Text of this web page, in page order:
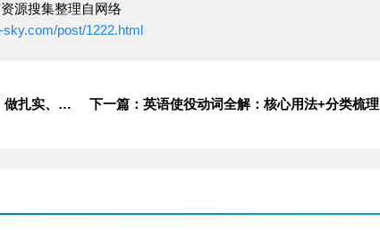
源搜集整理自网络
sky.com/post/1222.html
上一篇：聚焦教学常规：把 “备讲批辅考评研” 做扎实、见真章 下一篇：英语使役动词全解：核心用法+分类梳理